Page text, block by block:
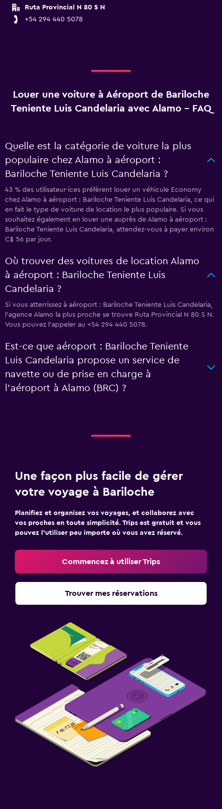
Ruta Provincial N 80 S N
+54 294 440 5078
Louer une voiture à Aéroport de Bariloche
Teniente Luis Candelaria avec Alamo - FAQ
Quelle est la catégorie de voiture la plus
populaire chez Alamo à aéroport :
Bariloche Teniente Luis Candelaria ?
43 % des utilisateur·ices préfèrent louer un véhicule Economy
chez Alamo à aéroport : Bariloche Teniente Luis Candelaria, ce qui
en fait le type de voiture de location le plus populaire. Si vous
souhaitez également en louer une auprès de Alamo à aéroport :
Bariloche Teniente Luis Candelaria, attendez-vous à payer environ
C$ 56 par jour.
Où trouver des voitures de location Alamo
à aéroport : Bariloche Teniente Luis
Candelaria ?
Si vous atterrissez à aéroport : Bariloche Teniente Luis Candelaria,
l’agence Alamo la plus proche se trouve Ruta Provincial N 80 S N.
Vous pouvez l’appeler au +54 294 440 5078.
Est-ce que aéroport : Bariloche Teniente
Luis Candelaria propose un service de
navette ou de prise en charge à
l’aéroport à Alamo (BRC) ?
Une façon plus facile de gérer
votre voyage à Bariloche
Planifiez et organisez vos voyages, et collaborez avec
vos proches en toute simplicité. Trips est gratuit et vous
pouvez l’utiliser peu importe où vous avez réservé.
Commencez à utiliser Trips
Trouver mes réservations